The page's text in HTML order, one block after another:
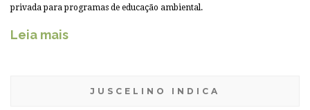
privada para programas de educação ambiental.
Leia mais
JUSCELINO INDICA